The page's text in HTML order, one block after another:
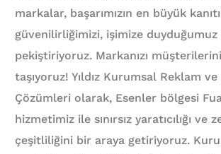
markalar, başarımızın en büyük
güvenilirliğimizi, işimize
pekiştiriyoruz. Markanızı
taşıyoruz! Yıldız Kurumsal Reklam ve
Çözümleri olarak, Esenler bölgesi
hizmetimiz ile sınırsız yaratıcılığı ve
çeşitliliğini bir araya getiriyoruz.